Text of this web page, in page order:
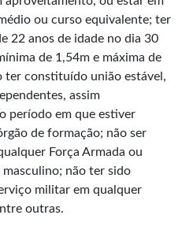
ou curso equivalente; ter
22 anos de idade no dia 30
de 1,54m e máxima de
ter constituído união estável,
assim
período em que estiver
de formação; não ser
Força Armada ou
não ter sido
militar em qualquer
outras.